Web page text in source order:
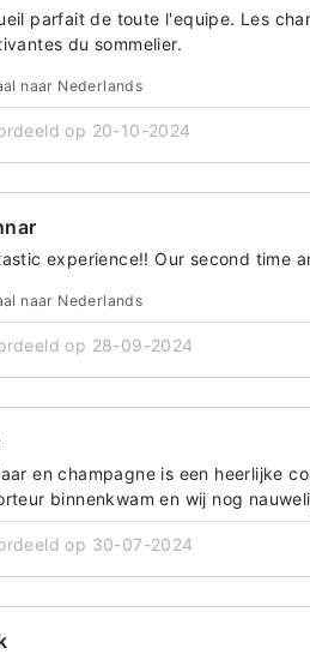
parfait de toute l'equipe. Les
du sommelier.
naar Nederlands
op 20-10-2024
experience!! Our second time
naar Nederlands
op 28-09-2024
en champagne is een heerlijke
binnenkwam en wij nog
op 30-07-2024